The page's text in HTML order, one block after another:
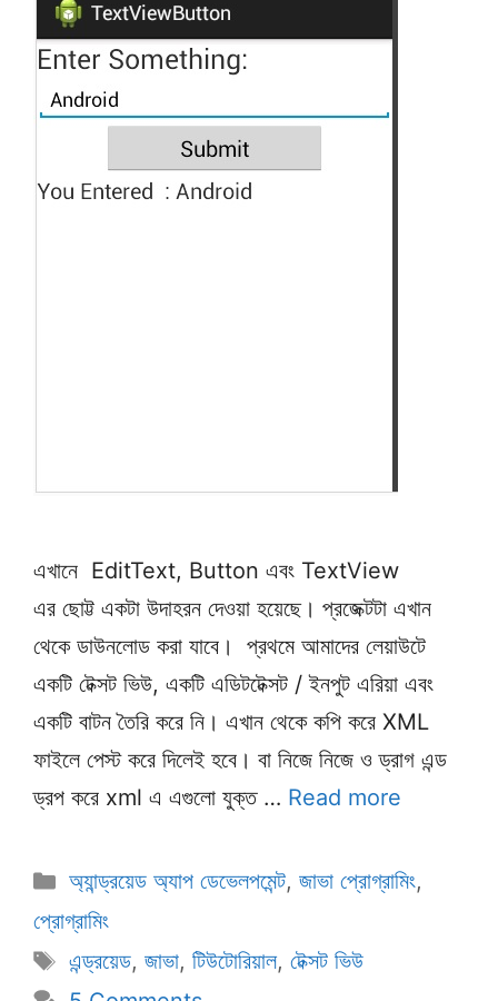
এখানে EditText, Button এবং TextView
এর ছোট্ট একটা উদাহরন দেওয়া হয়েছে। প্রজেক্টটা এখান
থেকে ডাউনলোড করা যাবে। প্রথমে আমাদের লেয়াউটে
একটি টেক্সট ভিউ, একটি এডিটটেক্সট / ইনপুট এরিয়া এবং
একটি বাটন তৈরি করে নি। এখান থেকে কপি করে XML
ফাইলে পেস্ট করে দিলেই হবে। বা নিজে নিজে ও ড্রাগ এন্ড
ড্রপ করে xml এ এগুলো যুক্ত … Read more
Categories
অ্যান্ড্রয়েড অ্যাপ ডেভেলপমেন্ট, জাভা প্রোগ্রামিং,
প্রোগ্রামিং
Tags
এন্ড্রয়েড, জাভা, টিউটোরিয়াল, টেক্সট ভিউ